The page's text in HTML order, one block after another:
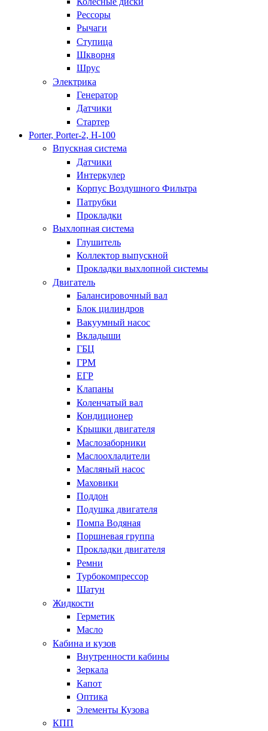
Рессоры
Рычаги
Ступица
Шкворня
Шрус
Электрика
Генератор
Датчики
Стартер
Porter, Porter-2, H-100
Впускная система
Датчики
Интеркулер
Корпус Воздушного Фильтра
Патрубки
Прокладки
Выхлопная система
Глушитель
Коллектор выпускной
Прокладки выхлопной системы
Двигатель
Балансировочный вал
Блок цилиндров
Вакуумный насос
Вкладыши
ГБЦ
ГРМ
ЕГР
Клапаны
Коленчатый вал
Кондиционер
Крышки двигателя
Маслозаборники
Маслоохладители
Масляный насос
Маховики
Поддон
Подушка двигателя
Помпа Водяная
Поршневая группа
Прокладки двигателя
Ремни
Турбокомпрессор
Шатун
Жидкости
Герметик
Масло
Кабина и кузов
Внутренности кабины
Зеркала
Капот
Оптика
Элементы Кузова
КПП